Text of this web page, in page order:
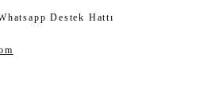
Destek Hattı